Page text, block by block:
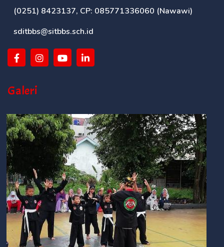
(0251) 8423137, CP: 085771336060 (Nawawi)
sditbbs@sitbbs.sch.id
Galeri